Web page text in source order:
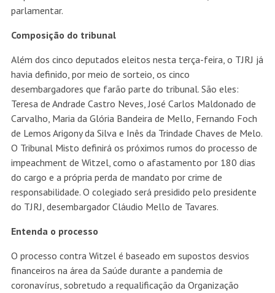
parlamentar.
Composição do tribunal
Além dos cinco deputados eleitos nesta terça-feira, o TJRJ já
havia definido, por meio de sorteio, os cinco
desembargadores que farão parte do tribunal. São eles:
Teresa de Andrade Castro Neves, José Carlos Maldonado de
Carvalho, Maria da Glória Bandeira de Mello, Fernando Foch
de Lemos Arigony da Silva e Inês da Trindade Chaves de Melo.
O Tribunal Misto definirá os próximos rumos do processo de
impeachment de Witzel, como o afastamento por 180 dias
do cargo e a própria perda de mandato por crime de
responsabilidade. O colegiado será presidido pelo presidente
do TJRJ, desembargador Cláudio Mello de Tavares.
Entenda o processo
O processo contra Witzel é baseado em supostos desvios
financeiros na área da Saúde durante a pandemia de
coronavírus, sobretudo a requalificação da Organização